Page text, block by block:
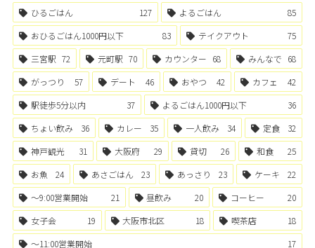
ひるごはん
127 よるごはん
85
おひるごはん1000円以下
83 テイクアウト
75
三宮駅 72 元町駅 70 カウンター 68 みんなで 68
がっつり
57 デート 46 おやつ 42 カフェ
42
駅徒歩5分以内
37 よるごはん1000円以下
36
ちょい飲み
36 カレー 35 一人飲み 34 定食
32
神戸観光
31 大阪府 29 貸切 26 和食
25
お魚
24 あさごはん 23 あっさり 23 ケーキ
22
〜9:00営業開始
21 昼飲み 20 コーヒー
20
女子会
19 大阪市北区 18 喫茶店
18
〜11:00営業開始
17